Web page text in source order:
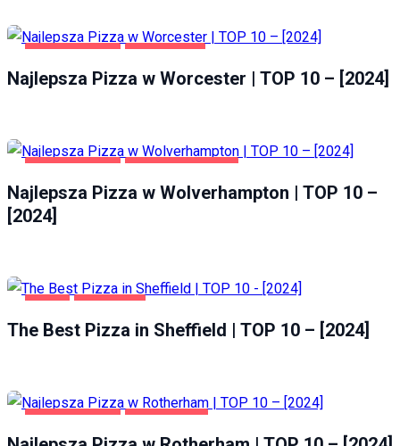
Najlepsza Pizza w Worcester | TOP 10 – [2024]
Najlepsza Pizza w Wolverhampton | TOP 10 –
[2024]
The Best Pizza in Sheffield | TOP 10 – [2024]